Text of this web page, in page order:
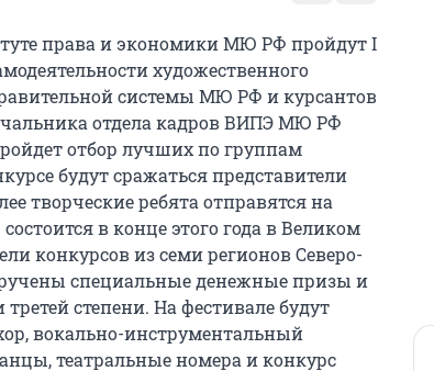
права и экономики МЮ РФ пройдут I
художественного
системы МЮ РФ и курсантов
отдела кадров ВИПЭ МЮ РФ
отбор лучших по группам
будут сражаться представители
творческие ребята отправятся на
в конце этого года в Великом
конкурсов из семи регионов Северо-
специальные денежные призы и
степени. На фестивале будут
вокально-инструментальный
театральные номера и конкурс